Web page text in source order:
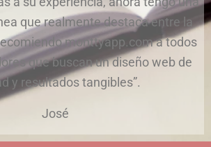
que realmente destaca entre la
monttyapp.com a todos
que buscan un diseño web de
y resultados tangibles”.
José